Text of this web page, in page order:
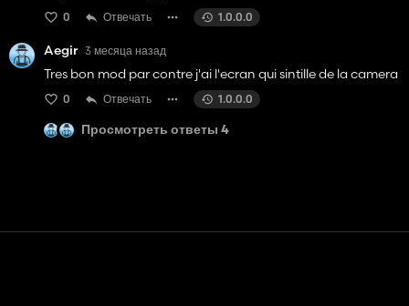
0 Отвечать 1.0.0.0
Aegir 3 месяца назад
Tres bon mod par contre j'ai l'ecran qui sintille de la camera
0 Отвечать 1.0.0.0
Просмотреть ответы 4